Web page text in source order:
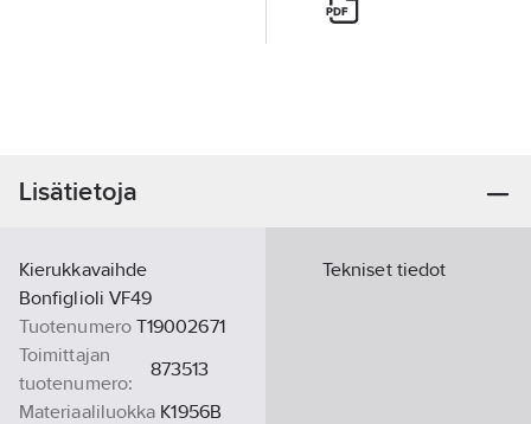
Lisätietoja
Kierukkavaihde
Bonfiglioli VF49
Tuotenumero T19002671
Toimittajan
tuotenumero:
873513
Materiaaliluokka K1956B
Tekniset tiedot